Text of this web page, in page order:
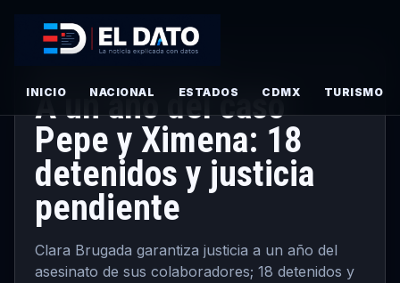
INICIO NACIONAL ESTADOS CDMX TURISMO
A un año del caso
Pepe y Ximena: 18
detenidos y justicia
pendiente
Clara Brugada garantiza justicia a un año del
asesinato de sus colaboradores; 18 detenidos y